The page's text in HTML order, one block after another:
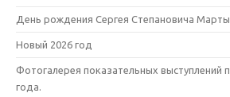
День рождения Сергея Степановича
Новый 2026 год
Фотогалерея показательных выступлений
года.